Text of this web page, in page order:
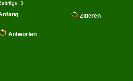
3
Zitieren
Antworten